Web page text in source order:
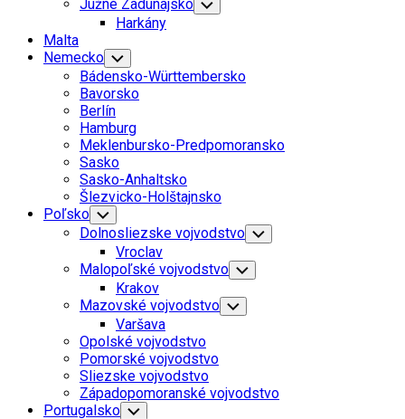
Južné Zadunajsko Toggle
Child
Harkány
Malta
Nemecko Toggle
Child
Menu
Bádensko-Württembersko
Bavorsko
Berlín
Hamburg
Meklenbursko-Predpomoransko
Sasko
Sasko-Anhaltsko
Šlezvicko-Holštajnsko
Poľsko Toggle
Child
Menu
Dolnosliezske vojvodstvo Toggle
Child
Menu
Vroclav
Malopoľské vojvodstvo Toggle
Child
Menu
Krakov
Mazovské vojvodstvo Toggle
Child
Varšava
Opolské vojvodstvo
Pomorské vojvodstvo
Sliezske vojvodstvo
Západopomoranské vojvodstvo
Portugalsko Toggle